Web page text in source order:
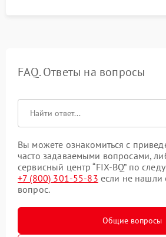
FAQ. Ответы на вопросы
Вы можете ознакомиться с
часто задаваемыми вопросами,
сервисный центр “FIX-BQ” по
+7 (800) 301-55-83 если не нашли
вопрос.
Общие вопросы